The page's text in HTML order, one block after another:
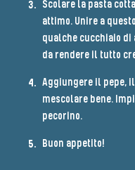
Scolare la pasta
attimo. Unire a
qualche cucchiaio di
da rendere il tutto
Aggiungere il pepe,
mescolare bene.
pecorino.
Buon appetito!